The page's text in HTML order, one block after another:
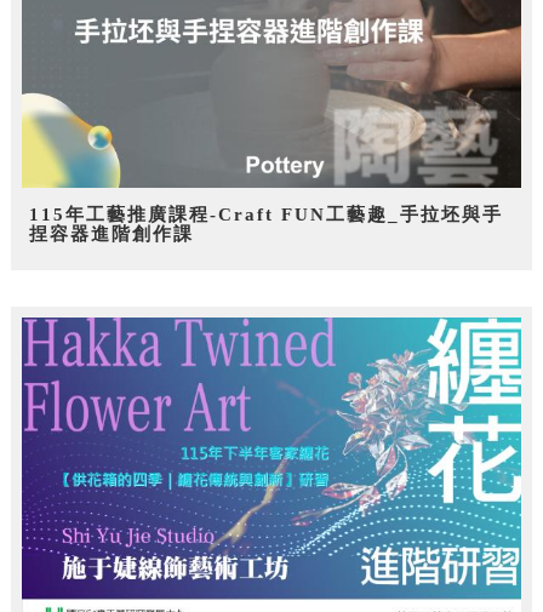
115年工藝推廣課程-Craft FUN工藝趣_手拉坯與手
捏容器進階創作課